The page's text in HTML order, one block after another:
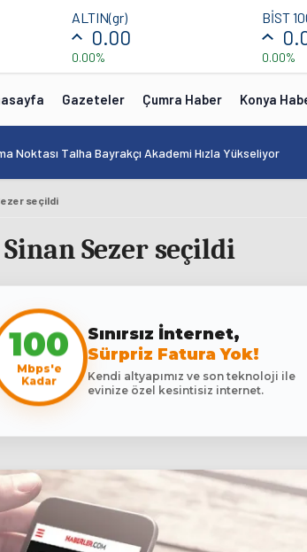
ALTIN(gr)
0.00
0.00%
BİST
0.00%
Gazeteler Çumra Haber Konya
Noktası Talha Bayrakçı Akademi Hızla Yükseliyor
seçildi
Sezer seçildi
100
Mbps'e
Kadar
Sınırsız İnternet,
Sürpriz Fatura Yok!
Kendi altyapımız ve son teknoloji ile
evinize özel kesintisiz internet.